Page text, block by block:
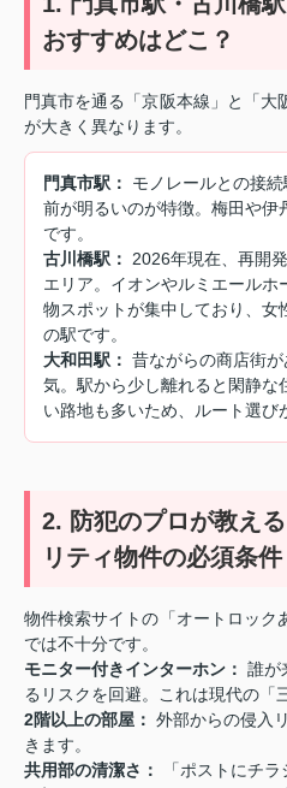
おすすめはどこ？
門真市を通る「京阪本線」と「
が大きく異なります。
門真市駅：
モノレールとの接
前が明るいのが特徴。梅田や伊
です。
古川橋駅：
2026年現在、再開
エリア。イオンやルミエールホ
物スポットが集中しており、女
の駅です。
大和田駅： 昔ながらの商店街
気。駅から少し離れると閑静な
い路地も多いため、ルート選び
2. 防犯のプロが教え
リティ物件の必須条件
物件検索サイトの「オートロック
では不十分です。
モニター付きインターホン： 誰が
るリスクを回避。これは現代の「
2階以上の部屋： 外部からの侵入
きます。
共用部の清潔さ：
「ポストにチ